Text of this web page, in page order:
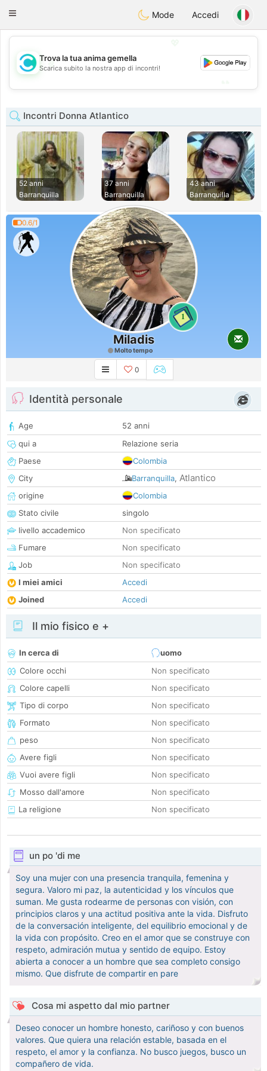
olombiaCitas
Toggle
Mode Accedi
💖
💕
Trova la tua anima gemella
Scarica subito la nostra app di incontri!
Incontri Donna Atlantico
52 anni
Barranquilla
37 anni
Barranquilla
43 anni
Barranquilla
0.6/1
1
Miladis
Molto tempo
0
Identità personale
Age
52 anni
qui a
Relazione seria
Paese
Colombia
City
Barranquilla, Atlantico
origine
Colombia
Stato civile
singolo
livello accademico
Non specificato
Fumare
Non specificato
Job
Non specificato
I miei amici
Accedi
Joined
Accedi
Il mio fisico e +
In cerca di
uomo
Colore occhi
Non specificato
Colore capelli
Non specificato
Tipo di corpo
Non specificato
Formato
Non specificato
peso
Non specificato
Avere figli
Non specificato
Vuoi avere figli
Non specificato
Mosso dall'amore
Non specificato
La religione
Non specificato
un po 'di me
Soy una mujer con una presencia tranquila, femenina y
segura. Valoro mi paz, la autenticidad y los vínculos que
suman. Me gusta rodearme de personas con visión, con
principios claros y una actitud positiva ante la vida. Disfruto
de la conversación inteligente, del equilibrio emocional y de
la vida con propósito. Creo en el amor que se construye con
respeto, admiración mutua y sentido de equipo. Estoy
abierta a conocer a un hombre que sea completo consigo
mismo. Que disfrute de compartir en pare
Cosa mi aspetto dal mio partner
Deseo conocer un hombre honesto, cariñoso y con buenos
valores. Que quiera una relación estable, basada en el
respeto, el amor y la confianza. No busco juegos, busco un
compañero de vida.